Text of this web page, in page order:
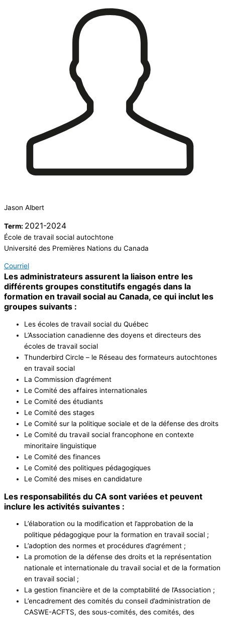
Jason Albert
Term: 2021-2024
École de travail social autochtone
Université des Premières Nations du Canada
Courriel
Les administrateurs assurent la liaison entre les
différents groupes constitutifs engagés dans la
formation en travail social au Canada, ce qui inclut les
groupes suivants :
Les écoles de travail social du Québec
L’Association canadienne des doyens et directeurs des
écoles de travail social
Thunderbird Circle – le Réseau des formateurs autochtones
en travail social
La Commission d’agrément
Le Comité des affaires internationales
Le Comité des étudiants
Le Comité des stages
Le Comité sur la politique sociale et de la défense des droits
Le Comité du travail social francophone en contexte
minoritaire linguistique
Le Comité des finances
Le Comité des politiques pédagogiques
Le Comité des mises en candidature
Les responsabilités du CA sont variées et peuvent
inclure les activités suivantes :
L’élaboration ou la modification et l’approbation de la
politique pédagogique pour la formation en travail social ;
L’adoption des normes et procédures d’agrément ;
La promotion de la défense des droits et la représentation
nationale et internationale du travail social et de la formation
en travail social ;
La gestion financière et de la comptabilité de l’Association ;
L’encadrement des comités du conseil d’administration de
CASWE-ACFTS, des sous-comités, des comités, des